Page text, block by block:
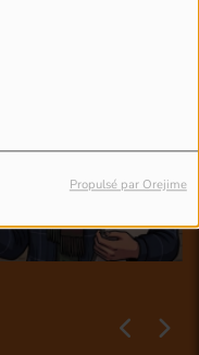
Propulsé par Orejime